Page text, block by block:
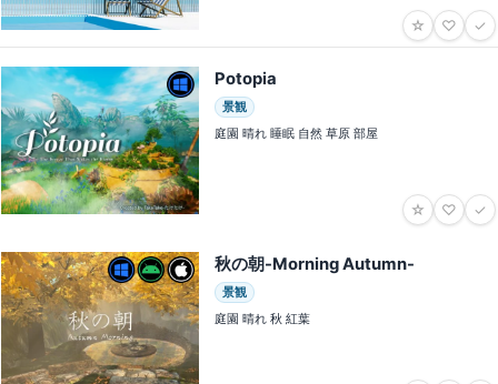
☆ ♡ ✓
Potopia
景観
庭園 晴れ 睡眠 自然 草原 部屋
☆ ♡ ✓
秋の朝-Morning Autumn-
景観
庭園 晴れ 秋 紅葉